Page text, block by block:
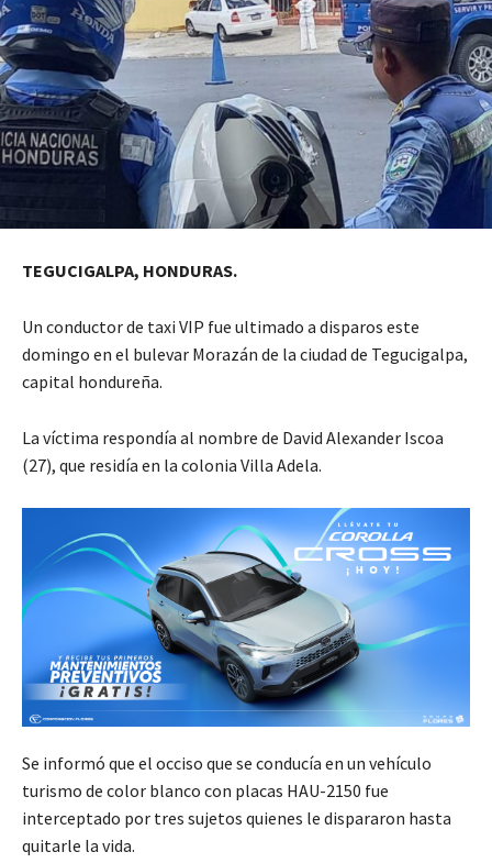
TEGUCIGALPA, HONDURAS.
Un conductor de taxi VIP fue ultimado a disparos este
domingo en el bulevar Morazán de la ciudad de Tegucigalpa,
capital hondureña.
La víctima respondía al nombre de David Alexander Iscoa
(27), que residía en la colonia Villa Adela.
Se informó que el occiso que se conducía en un vehículo
turismo de color blanco con placas HAU-2150 fue
interceptado por tres sujetos quienes le dispararon hasta
quitarle la vida.